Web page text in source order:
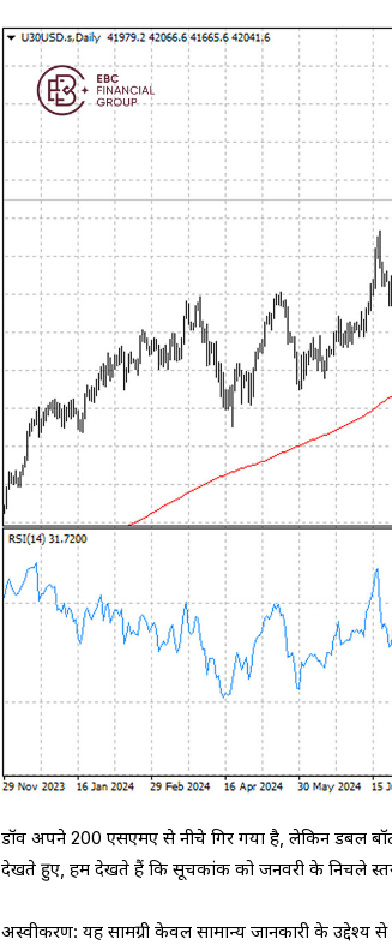
डॉव अपने 200 एसएमए से नीचे गिर गया है, लेकिन डबल
देखते हुए, हम देखते हैं कि सूचकांक को जनवरी के निचले
अस्वीकरण: यह सामग्री केवल सामान्य जानकारी के उद्देश्य